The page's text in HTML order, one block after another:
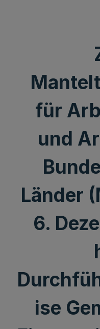
für
und
Länder
6.
ise